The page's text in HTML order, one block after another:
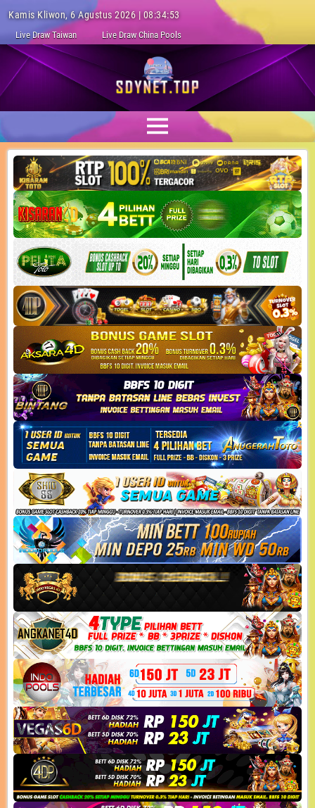
Kamis Kliwon, 6 Agustus 2026 | 08:34:54
Live Draw Taiwan Live Draw China Pools